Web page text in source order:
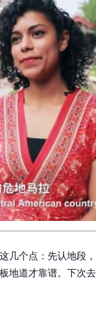
几个点：先认地段
地道才靠谱。下次